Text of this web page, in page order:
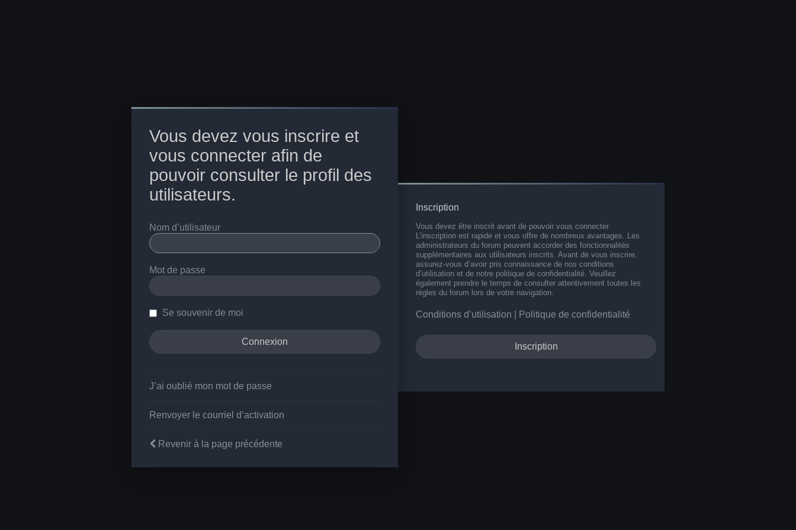
Vous devez vous inscrire et
vous connecter afin de
pouvoir consulter le profil des
utilisateurs.
Nom d’utilisateur
Mot de passe
Se souvenir de moi
J’ai oublié mon mot de passe
Renvoyer le courriel d’activation
Revenir à la page précédente
Inscription
Vous devez être inscrit avant de pouvoir vous connecter.
L’inscription est rapide et vous offre de nombreux avantages. Les
administrateurs du forum peuvent accorder des fonctionnalités
supplémentaires aux utilisateurs inscrits. Avant de vous inscrire,
assurez-vous d’avoir pris connaissance de nos conditions
d’utilisation et de notre politique de confidentialité. Veuillez
également prendre le temps de consulter attentivement toutes les
règles du forum lors de votre navigation.
Conditions d’utilisation Politique de confidentialité
Inscription